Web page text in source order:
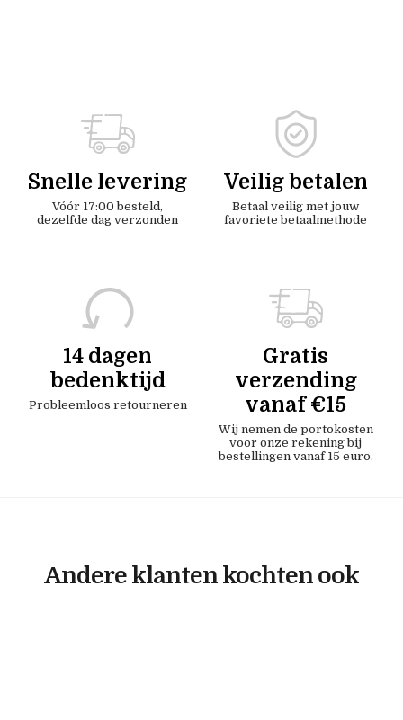
Snelle levering
Vóór 17:00 besteld,
dezelfde dag verzonden
Veilig betalen
Betaal veilig met jouw
favoriete betaalmethode
14 dagen
bedenktijd
Probleemloos retourneren
Gratis
verzending
vanaf €15
Wij nemen de portokosten
voor onze rekening bij
bestellingen vanaf 15 euro.
Andere klanten kochten ook